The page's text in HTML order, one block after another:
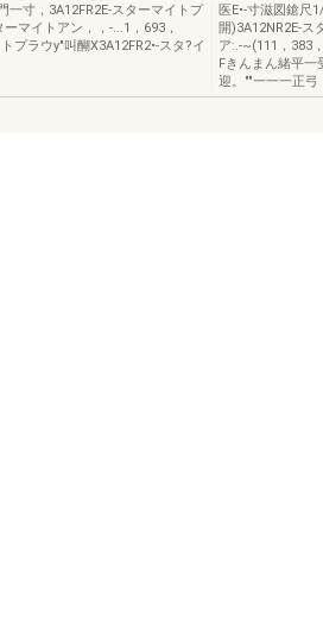
一寸，3A12FR2E-スターマイトプ
マイトアン，，-...1，693，
プラウy"叫醐X3A12FR2•-スタ?イ
医E•-寸滋図鎗尺
開)3A12NR2E-ス
ア:.-~(111，383
Fきんまん緒平
迎。""一一一正弓